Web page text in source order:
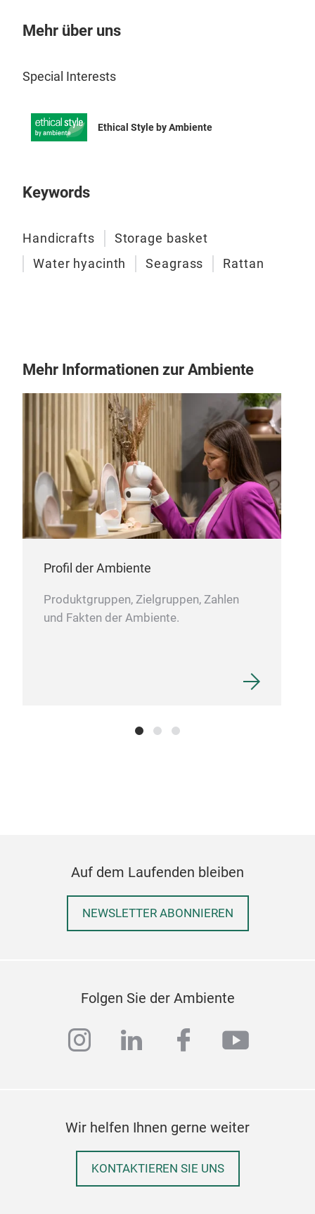
Mehr über uns
Special Interests
Ethical Style by Ambiente
Keywords
Handicrafts
Storage basket
Water hyacinth
Seagrass Rattan
Mehr Informationen zur Ambiente
Profil der Ambiente
Produktgruppen, Zielgruppen, Zahlen
und Fakten der Ambiente.
Auf dem Laufenden bleiben
NEWSLETTER ABONNIEREN
Folgen Sie der Ambiente
instagram
linkedinfacebook
Wir helfen Ihnen gerne weiter
KONTAKTIEREN SIE UNS